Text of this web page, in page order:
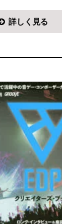
詳しく見る